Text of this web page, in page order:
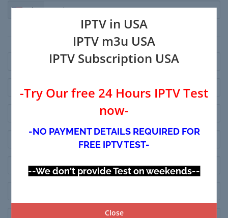
IPTV in USA
IPTV m3u USA
IPTV Subscription USA
-Try Our free 24 Hours IPTV Test
now-
-NO PAYMENT DETAILS REQUIRED FOR
FREE IPTV TEST-
--We don't provide Test on weekends--
Close
+1
Платіжна адреса